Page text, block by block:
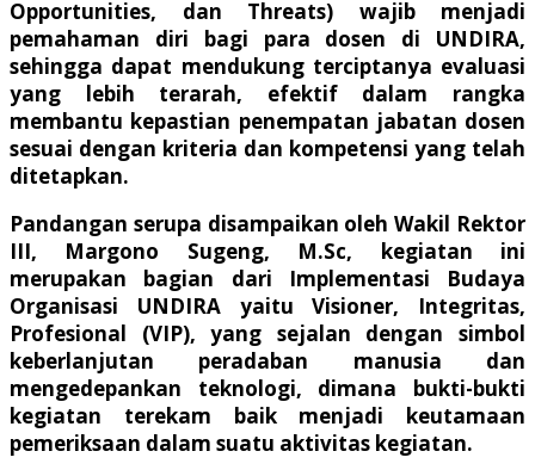
Opportunities, dan Threats) wajib menjadi
pemahaman diri bagi para dosen di UNDIRA,
sehingga dapat mendukung terciptanya evaluasi
yang lebih terarah, efektif dalam rangka
membantu kepastian penempatan jabatan dosen
sesuai dengan kriteria dan kompetensi yang telah
ditetapkan.
Pandangan serupa disampaikan oleh Wakil Rektor
III, Margono Sugeng, M.Sc, kegiatan ini
merupakan bagian dari Implementasi Budaya
Organisasi UNDIRA yaitu Visioner, Integritas,
Profesional (VIP), yang sejalan dengan simbol
keberlanjutan peradaban manusia dan
mengedepankan teknologi, dimana bukti-bukti
kegiatan terekam baik menjadi keutamaan
pemeriksaan dalam suatu aktivitas kegiatan.